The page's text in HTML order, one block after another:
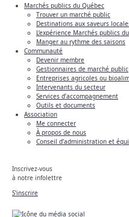
Marchés publics du Québec
Trouver un marché public
Destinations aux saveurs
L’expérience Marchés publics
Manger au rythme des saisons
Communauté
Devenir membre
Gestionnaires de marché public
Entreprises agricoles ou
Intervenants du secteur
Services d’accompagnement
Outils et documents
Association
Me connecter
À propos de nous
Conseil d’administration et
Inscrivez-vous
à notre infolettre
S'inscrire